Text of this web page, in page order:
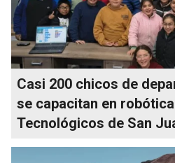
Casi 200 chicos de
se capacitan en
Tecnológicos de San